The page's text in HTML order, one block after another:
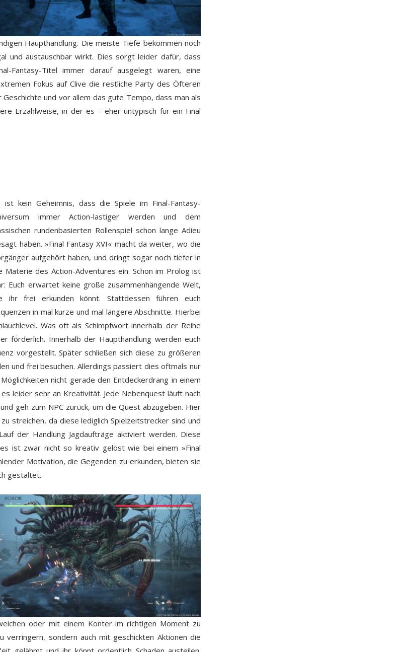
Haupthandlung. Die meiste Tiefe bekommen noch
und austauschbar wirkt. Dies sorgt leider dafür, dass
Fantasy-Titel immer darauf ausgelegt waren, eine
Fokus auf Clive die restliche Party des Öfteren
und vor allem das gute Tempo, dass man als
Erzählweise, in der es – eher untypisch für ein Final
ist kein Geheimnis, dass die Spiele im Final-Fantasy-
immer Action-lastiger werden und dem
rundenbasierten Rollenspiel schon lange Adieu
haben. »Final Fantasy XVI« macht da weiter, wo die
aufgehört haben, und dringt sogar noch tiefer in
Materie des Action-Adventures ein. Schon im Prolog ist
Euch erwartet keine große zusammenhängende Welt,
ihr frei erkunden könnt. Stattdessen führen euch
in mal kurze und mal längere Abschnitte. Hierbei
Was oft als Schimpfwort innerhalb der Reihe
förderlich. Innerhalb der Haupthandlung werden euch
vorgestellt. Später schließen sich diese zu größeren
und frei besuchen. Allerdings passiert dies oftmals nur
nicht gerade den Entdeckerdrang in einem
leider sehr an Kreativität. Jede Nebenquest läuft nach
geh zum NPC zurück, um die Quest abzugeben. Hier
streichen, da diese lediglich Spielzeitstrecker sind und
der Handlung Jagdaufträge aktiviert werden. Diese
ist zwar nicht so kreativ gelöst wie bei einem »Final
Motivation, die Gegenden zu erkunden, bieten sie
gestaltet.
oder mit einem Konter im richtigen Moment zu
sondern auch mit geschickten Aktionen die